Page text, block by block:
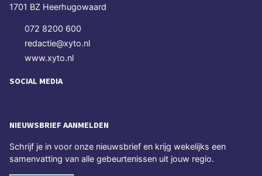
1701 BZ Heerhugowaard
072 8200 600
redactie@xyto.nl
www.xyto.nl
SOCIAL MEDIA
NIEUWSBRIEF AANMELDEN
Schrijf je in voor onze nieuwsbrief en krijg wekelijks een
samenvatting van alle gebeurtenissen uit jouw regio.